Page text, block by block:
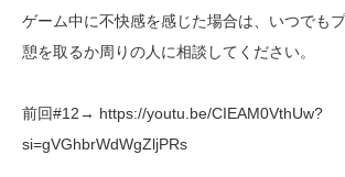
ゲーム中に不快感を感じた場合は、いつでも
憩を取るか周りの人に相談してください。
前回#12→ https://youtu.be/CIEAM0VthUw?
si=gVGhbrWdWgZljPRs